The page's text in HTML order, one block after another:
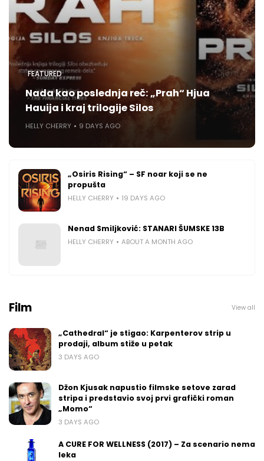
FEATURED
Nada kao poslednja reč: „Prah“ Hjua
Hauija i kraj trilogije Silos
HELLY CHERRY 9 DAYS AGO
„Osiris Rising“ – SF noar koji se ne
propušta
HELLY CHERRY 19 DAYS AGO
Nenad Smiljković: STANARI ŠUMSKE 13B
HELLY CHERRY ABOUT A MONTH AGO
Film View all
„Cathedral“ je stigao: Karpenterov strip u
prodaji, album stiže u petak
3 DAYS AGO
Džon Kjusak napustio filmske setove zarad
stripa i predstavio svoj prvi grafički roman
„Momo“
3 DAYS AGO
A CURE FOR WELLNESS (2017) – Za scenario nema
leka